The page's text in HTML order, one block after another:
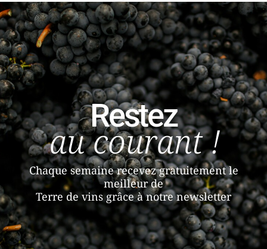
Restez
au courant !
Chaque semaine recevez gratuitement le
meilleur de
Terre de vins grâce à notre newsletter